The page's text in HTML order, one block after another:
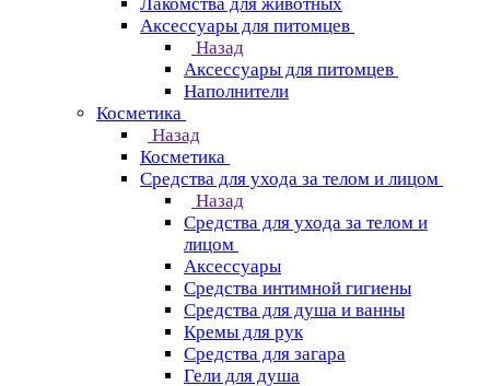
Аксессуары для питомцев
Назад
Аксессуары для питомцев
Наполнители
Косметика
Назад
Косметика
Средства для ухода за телом и лицом
Назад
Средства для ухода за телом и
лицом
Аксессуары
Средства интимной гигиены
Средства для душа и ванны
Кремы для рук
Средства для загара
Гели для душа